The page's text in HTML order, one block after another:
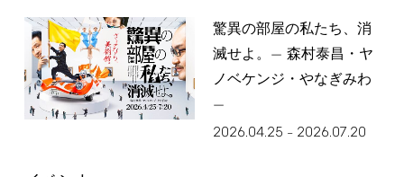
驚異の部屋の私たち、消
滅せよ。— 森村泰昌・ヤ
ノベケンジ・やなぎみわ
—
2026.04.25 – 2026.07.20